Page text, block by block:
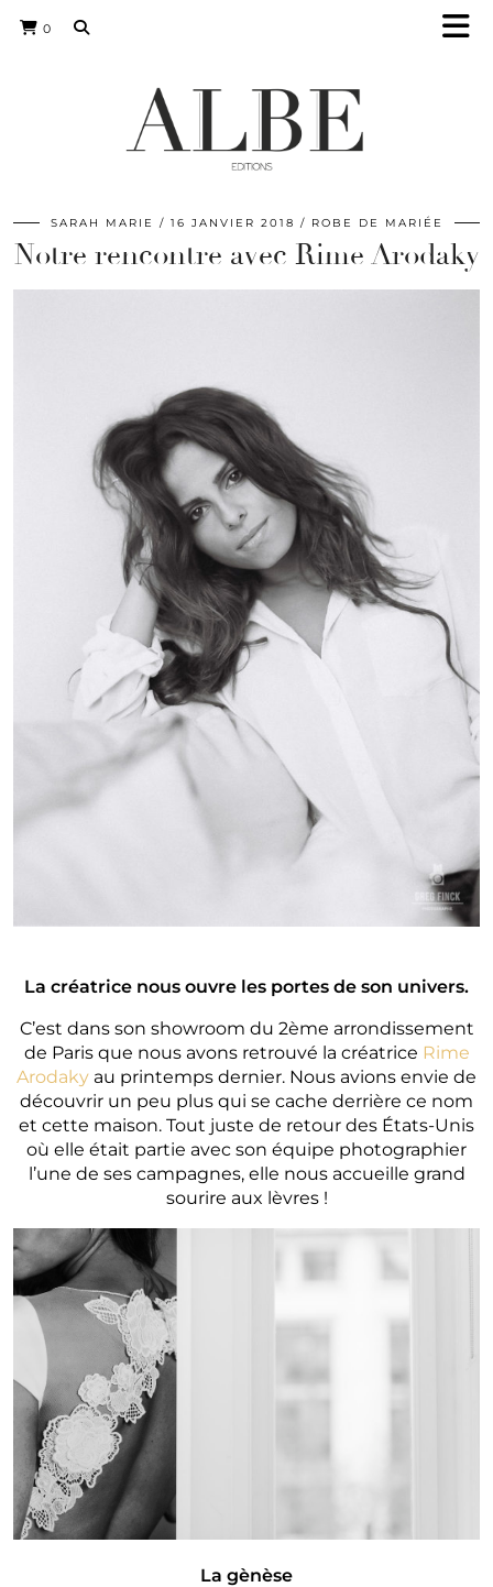
0
SARAH MARIE 16 JANVIER 2018 ROBE DE MARIÉE
Notre rencontre avec Rime Arodaky
La créatrice nous ouvre les portes de son univers.
C’est dans son showroom du 2ème arrondissement
de Paris que nous avons retrouvé la créatrice Rime
Arodaky au printemps dernier. Nous avions envie de
découvrir un peu plus qui se cache derrière ce nom
et cette maison. Tout juste de retour des États-Unis
où elle était partie avec son équipe photographier
l’une de ses campagnes, elle nous accueille grand
sourire aux lèvres !
La gènèse